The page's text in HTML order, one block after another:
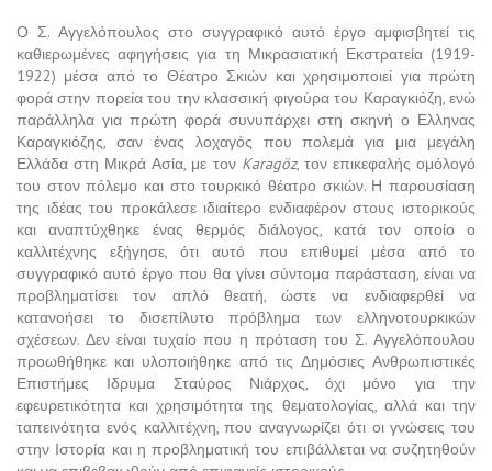
Ο Σ. Αγγελόπουλος στο συγγραφικό αυτό έργο αμφισβητεί τις
καθιερωμένες αφηγήσεις για τη Μικρασιατική Εκστρατεία (1919-
1922) μέσα από το Θέατρο Σκιών και χρησιμοποιεί για πρώτη
φορά στην πορεία του την κλασσική φιγούρα του Καραγκιόζη, ενώ
παράλληλα για πρώτη φορά συνυπάρχει στη σκηνή ο Ελληνας
Καραγκιόζης, σαν ένας λοχαγός που πολεμά για μια μεγάλη
Ελλάδα στη Μικρά Ασία, με τον Karagöz, τον επικεφαλής ομόλογό
του στον πόλεμο και στο τουρκικό θέατρο σκιών. Η παρουσίαση
της ιδέας του προκάλεσε ιδιαίτερο ενδιαφέρον στους ιστορικούς
και αναπτύχθηκε ένας θερμός διάλογος, κατά τον οποίο ο
καλλιτέχνης εξήγησε, ότι αυτό που επιθυμεί μέσα από το
συγγραφικό αυτό έργο που θα γίνει σύντομα παράσταση, είναι να
προβληματίσει τον απλό θεατή, ώστε να ενδιαφερθεί να
κατανοήσει το δισεπίλυτο πρόβλημα των ελληνοτουρκικών
σχέσεων. Δεν είναι τυχαίο που η πρόταση του Σ. Αγγελόπουλου
προωθήθηκε και υλοποιήθηκε από τις Δημόσιες Ανθρωπιστικές
Επιστήμες Ιδρυμα Σταύρος Νιάρχος, όχι μόνο για την
εφευρετικότητα και χρησιμότητα της θεματολογίας, αλλά και την
ταπεινότητα ενός καλλιτέχνη, που αναγνωρίζει ότι οι γνώσεις του
στην Ιστορία και η προβληματική του επιβάλλεται να συζητηθούν